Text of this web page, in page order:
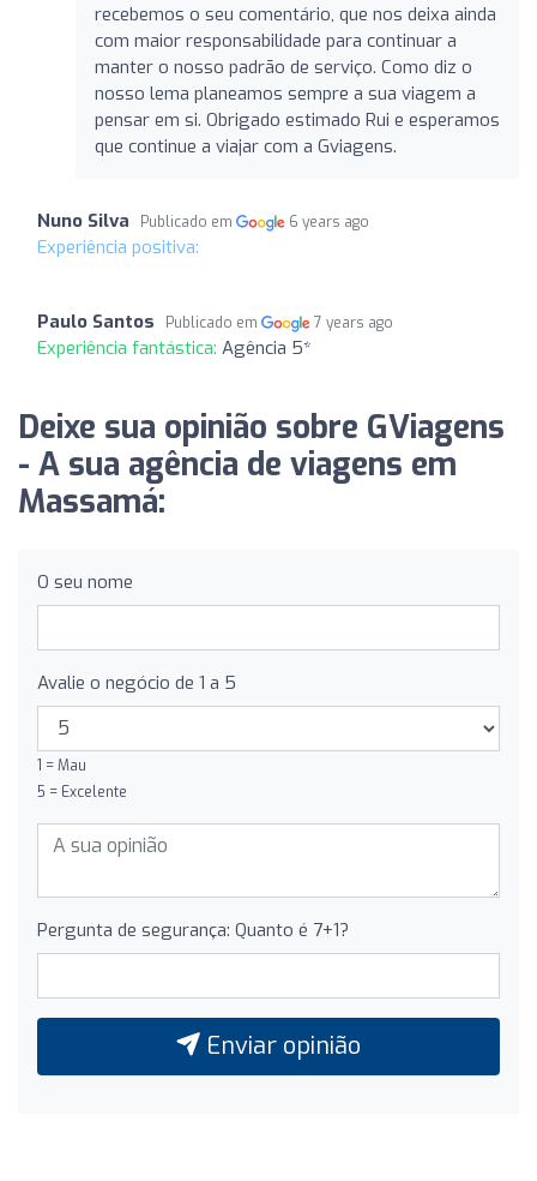
recebemos o seu comentário, que nos deixa ainda
com maior responsabilidade para continuar a
manter o nosso padrão de serviço. Como diz o
nosso lema planeamos sempre a sua viagem a
pensar em si. Obrigado estimado Rui e esperamos
que continue a viajar com a Gviagens.
Nuno Silva Publicado em 6 years ago
Experiência positiva:
Paulo Santos Publicado em 7 years ago
Experiência fantástica: Agência 5*
Deixe sua opinião sobre GViagens
- A sua agência de viagens em
Massamá:
O seu nome
Avalie o negócio de 1 a 5
1 = Mau
5 = Excelente
Pergunta de segurança: Quanto é 7+1?
Enviar opinião